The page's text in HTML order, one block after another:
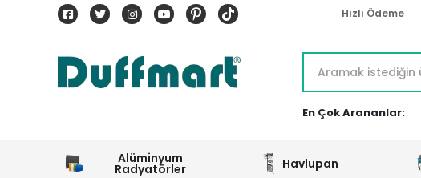
Hızlı Ödeme
En Çok Arananlar:
Alüminyum
Radyatörler Havlupan